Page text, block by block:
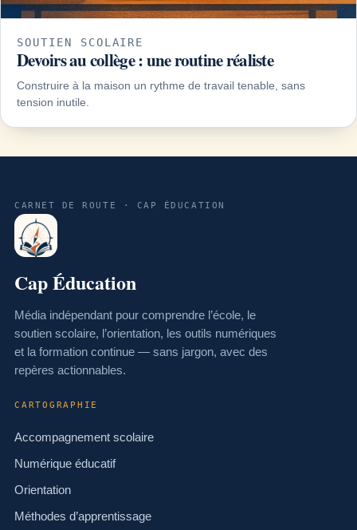
SOUTIEN SCOLAIRE
Devoirs au collège : une routine réaliste
Construire à la maison un rythme de travail tenable, sans
tension inutile.
CARNET DE ROUTE · CAP ÉDUCATION
Cap Éducation
Média indépendant pour comprendre l’école, le
soutien scolaire, l’orientation, les outils numériques
et la formation continue — sans jargon, avec des
repères actionnables.
CARTOGRAPHIE
Accompagnement scolaire
Numérique éducatif
Orientation
Méthodes d’apprentissage